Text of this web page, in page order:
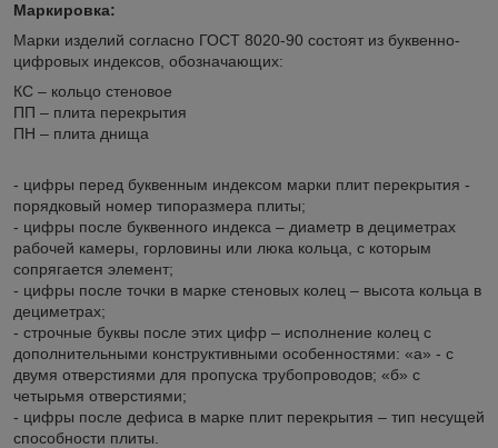
Маркировка:
Марки изделий согласно ГОСТ 8020-90 состоят из буквенно-
цифровых индексов, обозначающих:
КС – кольцо стеновое
ПП – плита перекрытия
ПН – плита днища
- цифры перед буквенным индексом марки плит перекрытия -
порядковый номер типоразмера плиты;
- цифры после буквенного индекса – диаметр в дециметрах
рабочей камеры, горловины или люка кольца, с которым
сопрягается элемент;
- цифры после точки в марке стеновых колец – высота кольца в
дециметрах;
- строчные буквы после этих цифр – исполнение колец с
дополнительными конструктивными особенностями: «а» - с
двумя отверстиями для пропуска трубопроводов; «б» с
четырьмя отверстиями;
- цифры после дефиса в марке плит перекрытия – тип несущей
способности плиты.